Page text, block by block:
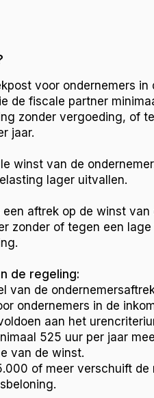
voor ondernemers in
de fiscale partner
zonder vergoeding, of
jaar.
winst van de
lager uitvallen.
aftrek op de winst van
zonder of tegen een
de regeling:
van de
ondernemers in de
aan het
525 uur per jaar
van de winst.
of meer verschuift de